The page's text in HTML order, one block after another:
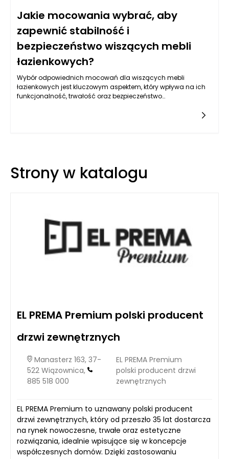
Jakie mocowania wybrać, aby
zapewnić stabilność i
bezpieczeństwo wiszących mebli
łazienkowych?
Wybór odpowiednich mocowań dla wiszących mebli
łazienkowych jest kluczowym aspektem, który wpływa na ich
funkcjonalność, trwałość oraz bezpieczeństwo
Strony w katalogu
EL PREMA Premium polski producent
drzwi zewnętrznych
Manasterz 163, 37-
522 Wiązownica,
885 518 000
EL PREMA Premium
polski producent drzwi
zewnętrznych
EL PREMA Premium to uznawany polski producent
drzwi zewnętrznych, który od przeszło 35 lat dostarcza
na rynek nowoczesne, trwałe oraz estetyczne
rozwiązania, idealnie wpisujące się w koncepcje
współczesnych domów. Dzięki zastosowaniu